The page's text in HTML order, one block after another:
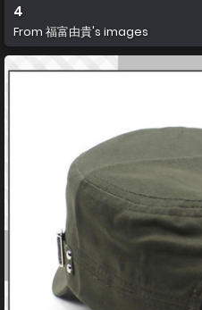
4
From 福富由貴's images